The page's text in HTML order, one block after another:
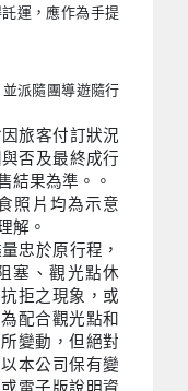
運，應作為手提
派隨團導遊隨行
旅客付訂狀況
否及最終成行
結果為準。。
照片均為示意
解。
忠於原行程，
塞、觀光點休
拒之現象，或
配合觀光點和
變動，但絕對
本公司保有變
電子版說明資